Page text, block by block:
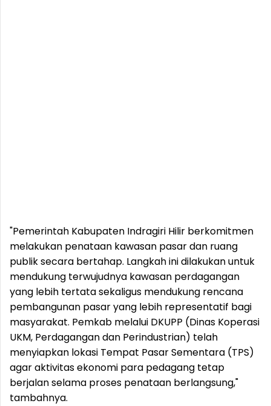
"Pemerintah Kabupaten Indragiri Hilir berkomitmen
melakukan penataan kawasan pasar dan ruang
publik secara bertahap. Langkah ini dilakukan untuk
mendukung terwujudnya kawasan perdagangan
yang lebih tertata sekaligus mendukung rencana
pembangunan pasar yang lebih representatif bagi
masyarakat. Pemkab melalui DKUPP (Dinas Koperasi
UKM, Perdagangan dan Perindustrian) telah
menyiapkan lokasi Tempat Pasar Sementara (TPS)
agar aktivitas ekonomi para pedagang tetap
berjalan selama proses penataan berlangsung,"
tambahnya.